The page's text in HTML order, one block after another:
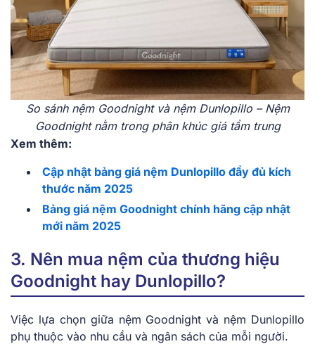
So sánh nệm Goodnight và nệm Dunlopillo – Nệm
Goodnight nằm trong phân khúc giá tầm trung
Xem thêm:
Cập nhật bảng giá nệm Dunlopillo đầy đủ kích
thước năm 2025
Bảng giá nệm Goodnight chính hãng cập nhật
mới năm 2025
3. Nên mua nệm của thương hiệu
Goodnight hay Dunlopillo?
Việc lựa chọn giữa nệm Goodnight và nệm Dunlopillo
phụ thuộc vào nhu cầu và ngân sách của mỗi người.